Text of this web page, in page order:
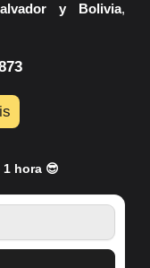
y Bolivia,
hora 😎